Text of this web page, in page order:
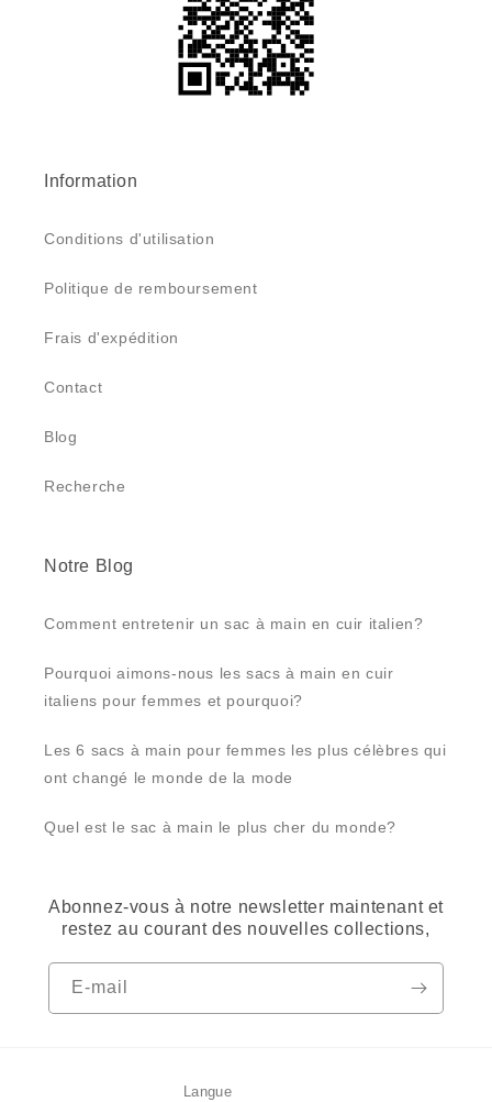
Information
Conditions d'utilisation
Politique de remboursement
Frais d'expédition
Contact
Blog
Recherche
Notre Blog
Comment entretenir un sac à main en cuir italien?
Pourquoi aimons-nous les sacs à main en cuir
italiens pour femmes et pourquoi?
Les 6 sacs à main pour femmes les plus célèbres qui
ont changé le monde de la mode
Quel est le sac à main le plus cher du monde?
Abonnez-vous à notre newsletter maintenant et
restez au courant des nouvelles collections,
E-mail
Langue